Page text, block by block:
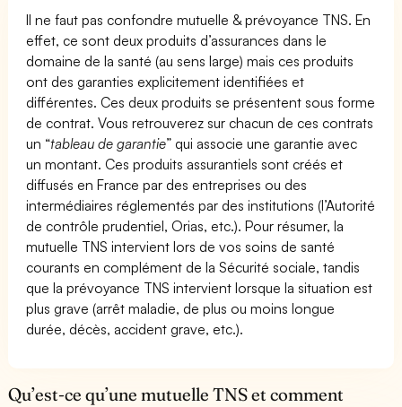
Il ne faut pas confondre mutuelle & prévoyance TNS. En
effet, ce sont deux produits d’assurances dans le
domaine de la santé (au sens large) mais ces produits
ont des garanties explicitement identifiées et
différentes. Ces deux produits se présentent sous forme
de contrat. Vous retrouverez sur chacun de ces contrats
un “tableau de garantie” qui associe une garantie avec
un montant. Ces produits assurantiels sont créés et
diffusés en France par des entreprises ou des
intermédiaires réglementés par des institutions (l’Autorité
de contrôle prudentiel, Orias, etc.). Pour résumer, la
mutuelle TNS intervient lors de vos soins de santé
courants en complément de la Sécurité sociale, tandis
que la prévoyance TNS intervient lorsque la situation est
plus grave (arrêt maladie, de plus ou moins longue
durée, décès, accident grave, etc.).
Qu’est-ce qu’une mutuelle TNS et comment